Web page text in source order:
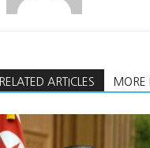
RELATED ARTICLES MORE